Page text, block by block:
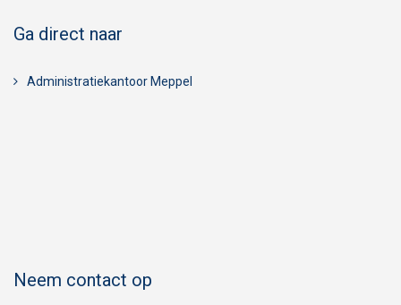
Ga direct naar
Administratiekantoor Meppel
Neem contact op